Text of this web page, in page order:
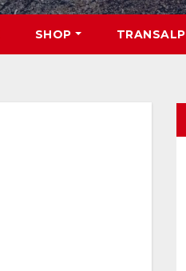
SHOP TRANSALP